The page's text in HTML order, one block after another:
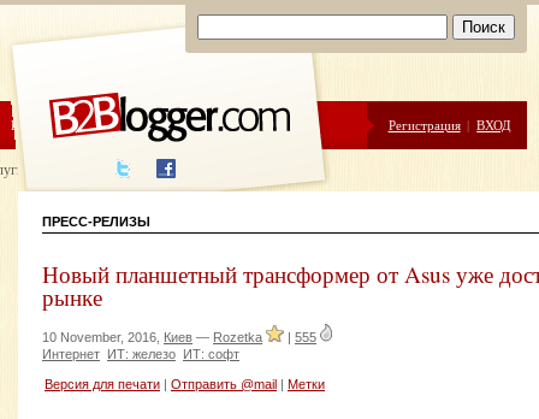
ЦЕНЫ ПОМОЩЬ Регистрация | ВХОД
написания
ПРЕСС-РЕЛИЗЫ
Новый планшетный трансформер от Asus уже
рынке
10 November, 2016, Киев — Rozetka | 555
Интернет ИТ: железо ИТ: софт
Версия для печати Отправить @mail Метки